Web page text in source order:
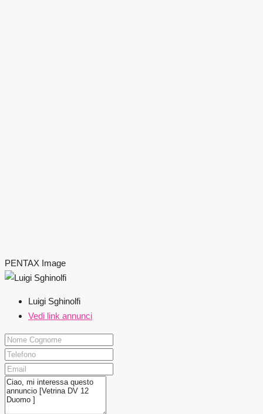
PENTAX Image
Luigi Sghinolfi
Vedi link annunci